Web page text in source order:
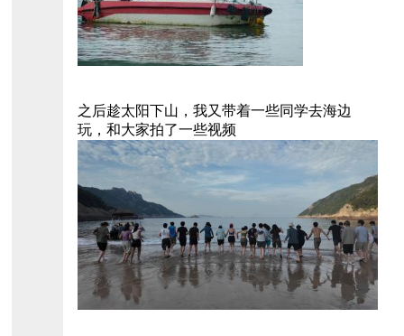
之后趁太阳下山，我又带着一些同学去海边
玩，和大家拍了一些视频